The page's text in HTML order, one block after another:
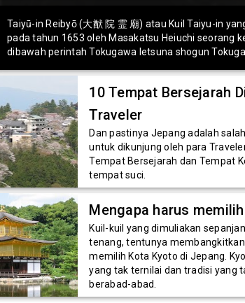
Taiyū-in Reibyō (大猷 院 霊 廟) atau Kuil Taiyu-in
pada tahun 1653 oleh Masakatsu Heiuchi seorang
dibawah perintah Tokugawa Ietsuna shogun
10 Tempat Bersejarah
Traveler
Dan pastinya Jepang adalah
untuk dikunjung oleh para
Tempat Bersejarah dan Tempat
tempat suci.
Mengapa harus
Kuil-kuil yang dimuliakan
tenang, tentunya
memilih Kota Kyoto di Jepang.
yang tak ternilai dan tradisi yang
berabad-abad.